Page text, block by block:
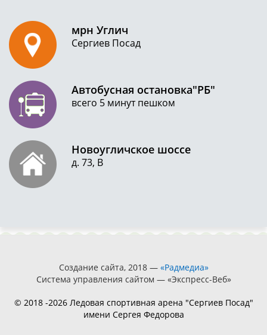
мрн Углич
Сергиев Посад
Автобусная остановка"РБ"
всего 5 минут пешком
Новоугличское шоссе
д. 73, В
Создание сайта, 2018 — «Радмедиа»
Система управления сайтом — «Экспресс-Веб»
© 2018 -2026 Ледовая спортивная арена "Сергиев Посад"
имени Сергея Федорова